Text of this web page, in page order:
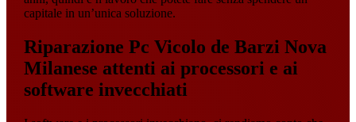
capitale in un’unica soluzione.
Riparazione Pc Vicolo de Barzi Nova
Milanese attenti ai processori e ai
software invecchiati